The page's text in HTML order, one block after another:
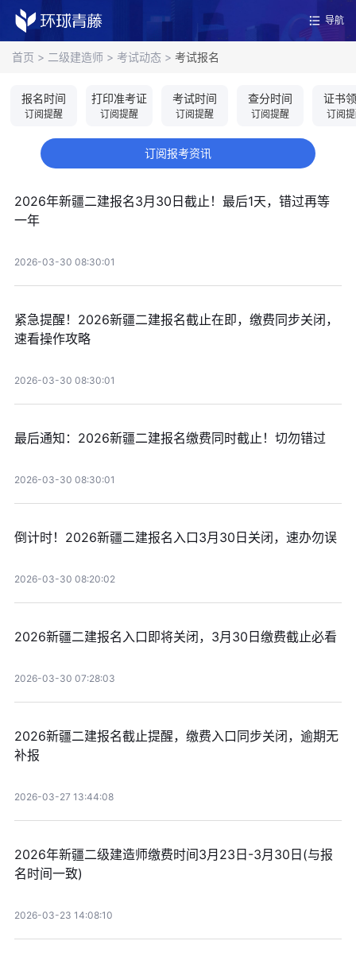
导航
首页 > 二级建造师 > 考试动态 > 考试报名
报名时间
订阅提醒
打印准考证
订阅提醒
考试时间
订阅提醒
查分时间
订阅提醒
证书
订阅
订阅报考资讯
2026年新疆二建报名3月30日截止！最后1天，错过再等
一年
2026-03-30 08:30:01
紧急提醒！2026新疆二建报名截止在即，缴费同步关闭，
速看操作攻略
2026-03-30 08:30:01
最后通知：2026新疆二建报名缴费同时截止！切勿错过
2026-03-30 08:30:01
倒计时！2026新疆二建报名入口3月30日关闭，速办勿误
2026-03-30 08:20:02
2026新疆二建报名入口即将关闭，3月30日缴费截止必看
2026-03-30 07:28:03
2026新疆二建报名截止提醒，缴费入口同步关闭，逾期无
补报
2026-03-27 13:44:08
2026年新疆二级建造师缴费时间3月23日-3月30日(与报
名时间一致)
2026-03-23 14:08:10